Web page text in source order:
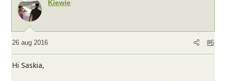
d
e
e
Kiewie
26 aug 2016 #6
Hi Saskia,